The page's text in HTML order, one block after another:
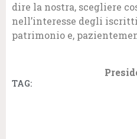
dire la nostra, scegliere
nell’interesse degli
patrimonio e,
TAG: